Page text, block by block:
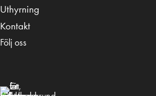
Uthyrning
Kontakt
Följ oss